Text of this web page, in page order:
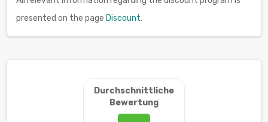
presented on the page Discount.
Durchschnittliche
Bewertung